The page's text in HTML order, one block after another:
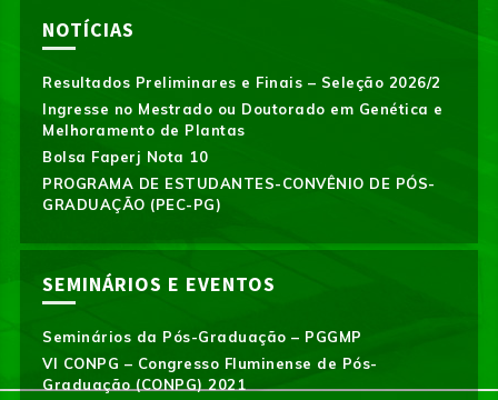
NOTÍCIAS
Resultados Preliminares e Finais – Seleção 2026/2
Ingresse no Mestrado ou Doutorado em Genética e
Melhoramento de Plantas
Bolsa Faperj Nota 10
PROGRAMA DE ESTUDANTES-CONVÊNIO DE PÓS-
GRADUAÇÃO (PEC-PG)
SEMINÁRIOS E EVENTOS
Seminários da Pós-Graduação – PGGMP
VI CONPG – Congresso Fluminense de Pós-
Graduação (CONPG) 2021